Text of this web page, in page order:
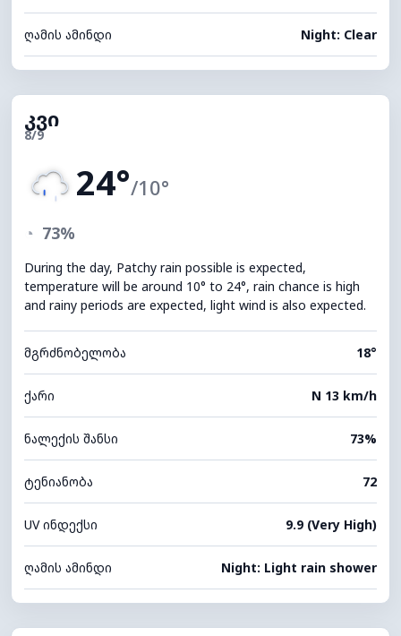
ღამის ამინდი Night: Clear
კვი
8/9
24°/10°
◔ 73%
During the day, Patchy rain possible is expected,
temperature will be around 10° to 24°, rain chance is high
and rainy periods are expected, light wind is also expected.
მგრძნობელობა 18°
ქარი N 13 km/h
ნალექის შანსი 73%
ტენიანობა 72
UV ინდექსი 9.9 (Very High)
ღამის ამინდი Night: Light rain shower